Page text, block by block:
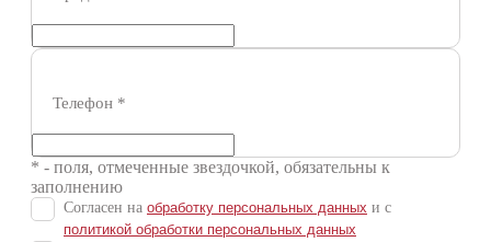
Телефон *
* - поля, отмеченные звездочкой, обязательны к
заполнению
Согласен на обработку персональных данных и c
политикой обработки персональных данных